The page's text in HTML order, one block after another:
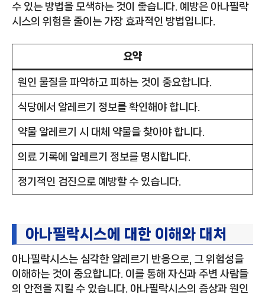
수 있는 방법을 모색하는 것이 좋습니다. 예방은 아나필락
시스의 위험을 줄이는 가장 효과적인 방법입니다.
요약
원인 물질을 파악하고 피하는 것이 중요합니다.
식당에서 알레르기 정보를 확인해야 합니다.
약물 알레르기 시 대체 약물을 찾아야 합니다.
의료 기록에 알레르기 정보를 명시합니다.
정기적인 검진으로 예방할 수 있습니다.
아나필락시스에 대한 이해와 대처
아나필락시스는 심각한 알레르기 반응으로, 그 위험성을
이해하는 것이 중요합니다. 이를 통해 자신과 주변 사람들
의 안전을 지킬 수 있습니다. 아나필락시스의 증상과 원인